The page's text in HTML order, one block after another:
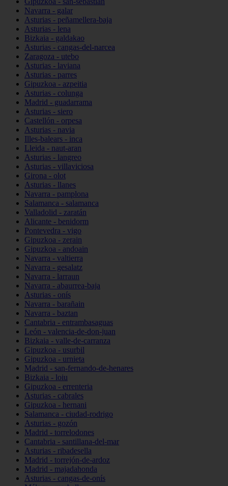
Navarra - galar
Asturias - peñamellera-baja
Asturias - lena
Bizkaia - galdakao
Asturias - cangas-del-narcea
Zaragoza - utebo
Asturias - laviana
Asturias - parres
Gipuzkoa - azpeitia
Asturias - colunga
Madrid - guadarrama
Asturias - siero
Castellón - orpesa
Asturias - navia
Illes-balears - inca
Lleida - naut-aran
Asturias - langreo
Asturias - villaviciosa
Girona - olot
Asturias - llanes
Navarra - pamplona
Salamanca - salamanca
Valladolid - zaratán
Alicante - benidorm
Pontevedra - vigo
Gipuzkoa - zerain
Gipuzkoa - andoain
Navarra - valtierra
Navarra - gesalatz
Navarra - larraun
Navarra - abaurrea-baja
Asturias - onís
Navarra - barañain
Navarra - baztan
Cantabria - entrambasaguas
León - valencia-de-don-juan
Bizkaia - valle-de-carranza
Gipuzkoa - usurbil
Gipuzkoa - urnieta
Madrid - san-fernando-de-henares
Bizkaia - loiu
Gipuzkoa - errenteria
Asturias - cabrales
Gipuzkoa - hernani
Salamanca - ciudad-rodrigo
Asturias - gozón
Madrid - torrelodones
Cantabria - santillana-del-mar
Asturias - ribadesella
Madrid - torrejón-de-ardoz
Madrid - majadahonda
Asturias - cangas-de-onís